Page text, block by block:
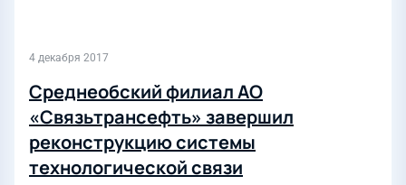
4 декабря 2017
Среднеобский филиал АО
«Связьтрансефть» завершил
реконструкцию системы
технологической связи